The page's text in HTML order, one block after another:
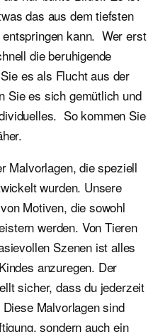
das aus dem tiefsten
kann. Wer erst
die beruhigende
es als Flucht aus der
Sie es sich gemütlich und
So kommen Sie
Malvorlagen, die speziell
wurden. Unsere
Motiven, die sowohl
werden. Von Tieren
Szenen ist alles
anzuregen. Der
sicher, dass du jederzeit
Malvorlagen sind
sondern auch ein